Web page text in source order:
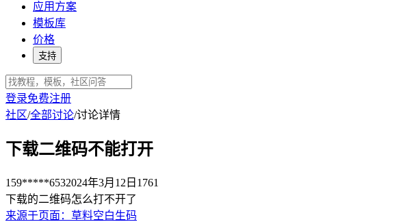
应用方案
模板库
价格
支持
登录免费注册
社区/全部讨论/讨论详情
下载二维码不能打开
159*****6532024年3月12日 1761
下载的二维码怎么打不开了
来源于页面 ： 草料空白生码